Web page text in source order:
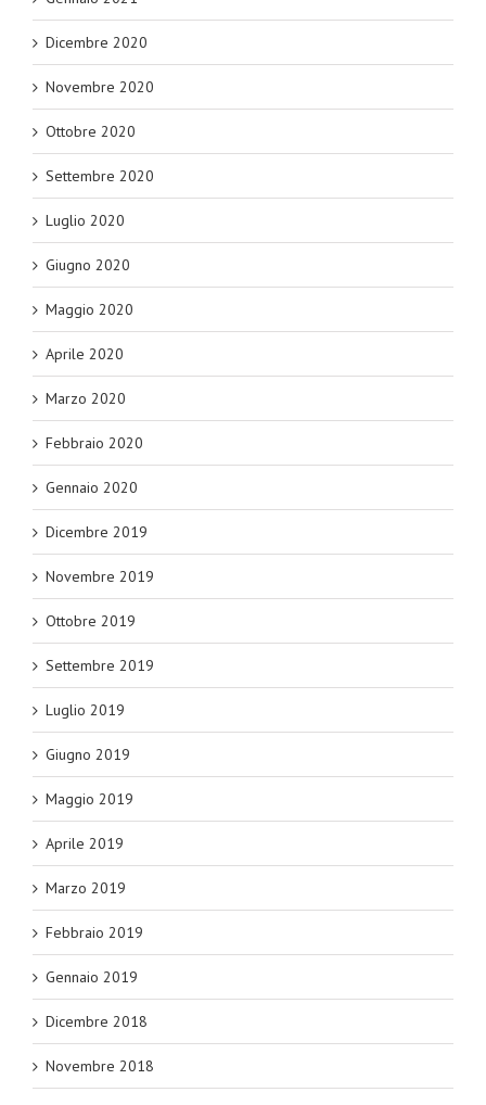
Dicembre 2020
Novembre 2020
Ottobre 2020
Settembre 2020
Luglio 2020
Giugno 2020
Maggio 2020
Aprile 2020
Marzo 2020
Febbraio 2020
Gennaio 2020
Dicembre 2019
Novembre 2019
Ottobre 2019
Settembre 2019
Luglio 2019
Giugno 2019
Maggio 2019
Aprile 2019
Marzo 2019
Febbraio 2019
Gennaio 2019
Dicembre 2018
Novembre 2018